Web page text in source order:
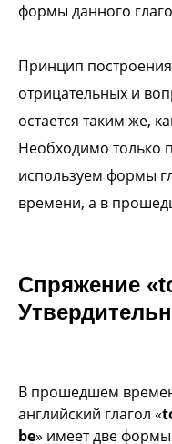
формы данного
Принцип
отрицательных и
остается таким же,
Необходимо только
используем формы
времени, а в
Спряжение
В прошедшем
английский глагол «
be» имеет две